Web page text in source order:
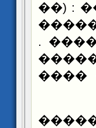
����
��
��
���
���